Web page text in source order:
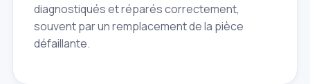
diagnostiqués et réparés correctement,
souvent par un remplacement de la pièce
défaillante.